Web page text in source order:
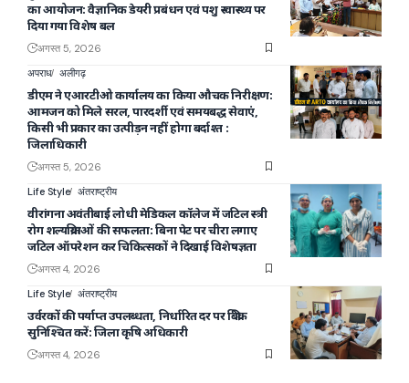
का आयोजन: वैज्ञानिक डेयरी प्रबंधन एवं पशु स्वास्थ्य पर
दिया गया विशेष बल
अगस्त 5, 2026
अपराध अलीगढ़
डीएम ने एआरटीओ कार्यालय का किया औचक निरीक्षण:
आमजन को मिले सरल, पारदर्शी एवं समयबद्ध सेवाएं,
किसी भी प्रकार का उत्पीड़न नहीं होगा बर्दाश्त :
जिलाधिकारी
अगस्त 5, 2026
Life Style अंतराष्ट्रीय
वीरांगना अवंतीबाई लोधी मेडिकल कॉलेज में जटिल स्त्री
रोग शल्यक्रियाओं की सफलता: बिना पेट पर चीरा लगाए
जटिल ऑपरेशन कर चिकित्सकों ने दिखाई विशेषज्ञता
अगस्त 4, 2026
Life Style अंतराष्ट्रीय
उर्वरकों की पर्याप्त उपलब्धता, निर्धारित दर पर बिक्री
सुनिश्चित करें: जिला कृषि अधिकारी
अगस्त 4, 2026